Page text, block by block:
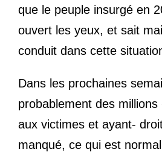
que le peuple insurgé en
ouvert les yeux, et sait
conduit dans cette
Dans les prochaines
probablement des
aux victimes et ayant-
manqué, ce qui est